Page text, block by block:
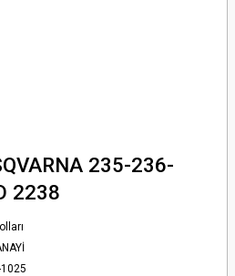
235-236-
2238
1025